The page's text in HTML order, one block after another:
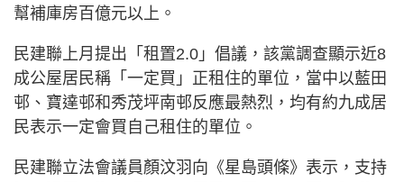
幫補庫房百億元以上。
民建聯上月提出「租置2.0」倡議，該黨調查顯示近8
成公屋居民稱「一定買」正租住的單位，當中以藍田
邨、寶達邨和秀茂坪南邨反應最熱烈，均有約九成居
民表示一定會買自己租住的單位。
民建聯立法會議員顏汶羽向《星島頭條》表示，支持